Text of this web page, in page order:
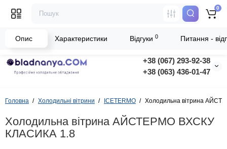
+38 (067) 293-92-38
+38 (063) 436-01-47
0
Головна Холодильні вітрини ICETERMO Холодильна вітрина
Холодильна вітрина АЙСТЕРМО ВХСКУ
КЛАСИКА 1.8
Опис Характеристики Відгуки 0 Питання -